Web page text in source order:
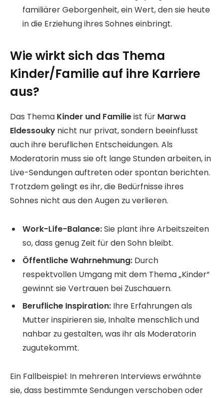
familiärer Geborgenheit, ein Wert, den sie heute
in die Erziehung ihres Sohnes einbringt.
Wie wirkt sich das Thema
Kinder/Familie auf ihre Karriere
aus?
Das Thema Kinder und Familieist für Marwa
Eldessouky nicht nur privat, sondern beeinflusst
auch ihre beruflichen Entscheidungen. Als
Moderatorin muss sie oft lange Stunden arbeiten, in
Live-Sendungen auftreten oder spontan berichten.
Trotzdem gelingt es ihr, die Bedürfnisse ihres
Sohnes nicht aus den Augen zu verlieren.
Work-Life-Balance:Sie plant ihre Arbeitszeiten
so, dass genug Zeit für den Sohn bleibt.
Öffentliche Wahrnehmung: Durch
respektvollen Umgang mit dem Thema „Kinder“
gewinnt sie Vertrauen bei Zuschauern.
Berufliche Inspiration: Ihre Erfahrungen als
Mutter inspirieren sie, Inhalte menschlich und
nahbar zu gestalten, was ihr als Moderatorin
zugutekommt.
Ein Fallbeispiel: In mehreren Interviews erwähnte
sie, dass bestimmte Sendungen verschoben oder